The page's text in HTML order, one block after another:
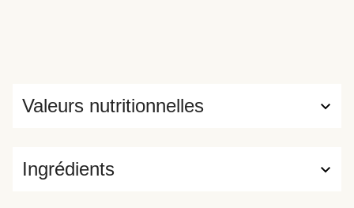
Ingrédients
Valeurs nutritionnelles